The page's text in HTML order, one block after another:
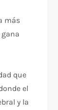
más
que
el
y la